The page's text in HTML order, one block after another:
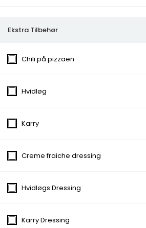
Frokost Tilbud kl. 11:00 - 15:00
Icebergsalat, Agurk, Tomat
Tomat, Ost, Agurk, Salat, Tomatsauce
Ekstra Tilbehør
Chili på pizzaen
Hvidløg
Karry
Creme fraiche dressing
Hvidløgs Dressing
Karry Dressing